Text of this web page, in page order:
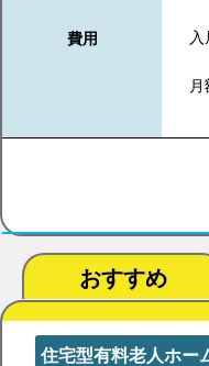
費用
おすすめ
住宅型有料老人ホー